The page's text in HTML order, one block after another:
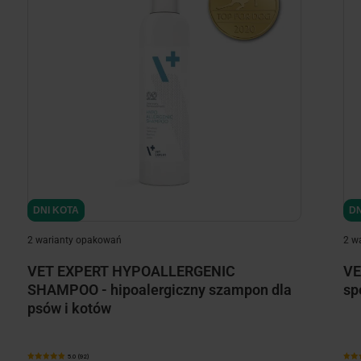
DNI KOTA
DNI KOTA
2 warianty opakowań
VET EXPERT HYPOALLERGENIC
SHAMPOO - hipoalergiczny szampon dla
psów i kotów
5.0 (92)
2